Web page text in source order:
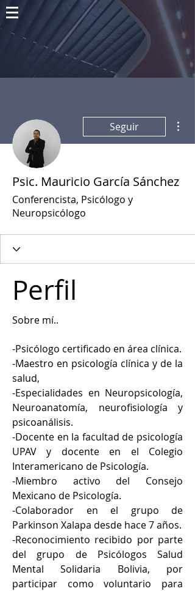
Seguir
Psic. Mauricio García Sánchez
Conferencista, Psicólogo y
Neuropsicólogo
Perfil
Sobre mí..
-Maestro en psicología clínica y de la
salud,
-Especialidades en Neuropsicología,
Neuroanatomía, neurofisiología y
psicoanálisis.
-Docente en la facultad de psicología
UPAV y docente en el Colegio
Interamericano de Psicología.
-Miembro activo del Consejo
Mexicano de Psicología.
-Colaborador en el grupo de
-Reconocimiento recibido por parte
del grupo de Psicólogos Salud
Mental Solidaria Bolivia, por
participar como voluntario para